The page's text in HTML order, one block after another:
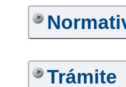
Trámite